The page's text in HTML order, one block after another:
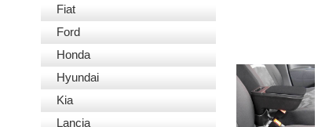
Fiat
Ford
Honda
Hyundai
Kia
Lancia